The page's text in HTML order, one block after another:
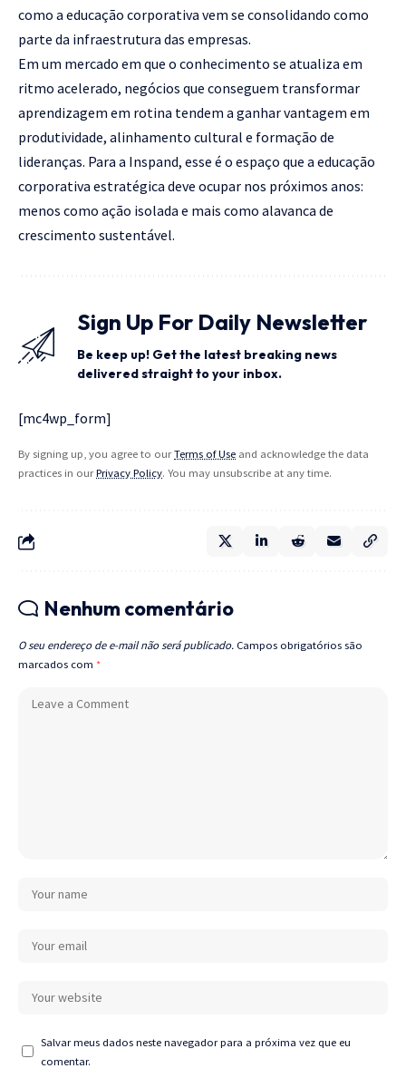
como a educação corporativa vem se consolidando como
parte da infraestrutura das empresas.
Em um mercado em que o conhecimento se atualiza em
ritmo acelerado, negócios que conseguem transformar
aprendizagem em rotina tendem a ganhar vantagem em
produtividade, alinhamento cultural e formação de
lideranças. Para a Inspand, esse é o espaço que a educação
corporativa estratégica deve ocupar nos próximos anos:
menos como ação isolada e mais como alavanca de
crescimento sustentável.
Sign Up For Daily Newsletter
Be keep up! Get the latest breaking news
delivered straight to your inbox.
[mc4wp_form]
By signing up, you agree to ourTerms of Use and acknowledge the data
practices in ourPrivacy Policy. You may unsubscribe at any time.
Nenhum comentário
O seu endereço de e-mail não será publicado. Campos obrigatórios são
marcados com *
Salvar meus dados neste navegador para a próxima vez que eu
comentar.